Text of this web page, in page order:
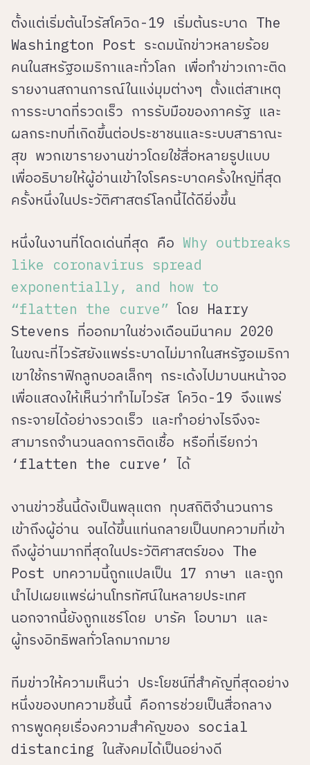
ตั้งแต่เริ่มต้นไวรัสโควิด-19 เริ่มต้นระบาด The
Washington Post ระดมนักข่าวหลายร้อย
คนในสหรัฐอเมริกาและทั่วโลก เพื่อทำข่าวเกาะติด
รายงานสถานการณ์ในแง่มุมต่างๆ ตั้งแต่สาเหตุ
การระบาดที่รวดเร็ว การรับมือของภาครัฐ และ
ผลกระทบที่เกิดขึ้นต่อประชาชนและระบบสาธาณะ
สุข พวกเขารายงานข่าวโดยใช้สื่อหลายรูปแบบ
เพื่ออธิบายให้ผู้อ่านเข้าใจโรคระบาดครั้งใหญ่ที่สุด
ครั้งหนึ่งในประวัติศาสตร์โลกนี้ได้ดียิ่งขึ้น
หนึ่งในงานที่โดดเด่นที่สุด คือ Why outbreaks
like coronavirus spread
exponentially, and how to
“flatten the curve” โดย Harry
Stevens ที่ออกมาในช่วงเดือนมีนาคม 2020
ในขณะที่ไวรัสยังแพร่ระบาดไม่มากในสหรัฐอเมริกา
เขาใช้กราฟิกลูกบอลเล็กๆ กระเด้งไปมาบนหน้าจอ
เพื่อแสดงให้เห็นว่าทำไมไวรัส โควิด-19 จึงแพร่
กระจายได้อย่างรวดเร็ว และทำอย่างไรจึงจะ
สามารถจำนวนลดการติดเชื้อ หรือที่เรียกว่า
‘flatten the curve’ ได้
งานข่าวชิ้นนี้ดังเป็นพลุแตก ทุบสถิติจำนวนการ
เข้าถึงผู้อ่าน จนได้ขึ้นแท่นกลายเป็นบทความที่เข้า
ถึงผู้อ่านมากที่สุดในประวัติศาสตร์ของ The
Post บทความนี้ถูกแปลเป็น 17 ภาษา และถูก
นำไปเผยแพร่ผ่านโทรทัศน์ในหลายประเทศ
นอกจากนี้ยังถูกแชร์โดย บารัค โอบามา และ
ผู้ทรงอิทธิพลทั่วโลกมากมาย
ทีมข่าวให้ความเห็นว่า ประโยชน์ที่สำคัญที่สุดอย่าง
หนึ่งของบทความชิ้นนี้ คือการช่วยเป็นสื่อกลาง
การพูดคุยเรื่องความสำคัญของ social
distancing ในสังคมได้เป็นอย่างดี